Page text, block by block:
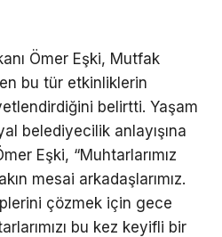
Ömer Eşki, Mutfak
bu tür etkinliklerin
belirtti. Yaşam
belediyecilik anlayışına
Eşki, “Muhtarlarımız
mesai arkadaşlarımız.
çözmek için gece
bu kez keyifli bir